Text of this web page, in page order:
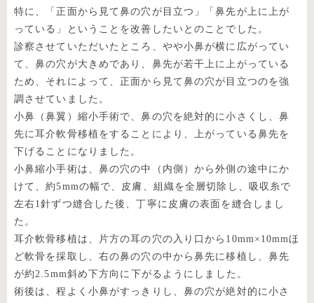
特に、「正面から見て鼻の穴が目立つ」「鼻先が上に上が
っている」ということを改善したいとのことでした。
診察させていただいたところ、やや小鼻が横に広がってい
て、鼻の穴が大きめであり、鼻先が若干上に上がっている
ため、それによって、正面から見て鼻の穴が目立つのを強
調させていました。
小鼻（鼻翼）縮小手術で、鼻の穴を絶対的に小さくし、鼻
先に耳介軟骨移植をすることにより、上がっている鼻先を
下げることになりました。
小鼻縮小手術は、鼻の穴の中（内側）から外側の途中にか
けて、約5mmの幅で、皮膚、組織を全層切除し、吸収糸で
左右1針ずつ縫合した後、丁寧に皮膚の表面を縫合しまし
た。
耳介軟骨移植は、片方の耳の穴の入り口から10mm×10mmほ
ど軟骨を採取し、右の鼻の穴の中から鼻先に移植し、鼻先
が約2.5mm斜め下方向に下がるようにしました。
術後は、程よく小鼻がすっきりし、鼻の穴が絶対的に小さ